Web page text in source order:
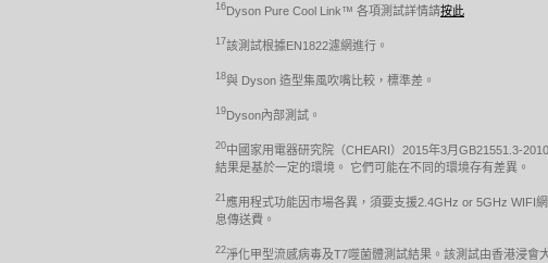
16Dyson Pure Cool Link™ 各項測試詳情請按此
17該測試根據EN1822濾網進行。
18與 Dyson 造型集風吹嘴比較，標準差。
19Dyson內部測試。
20中國家用電器研究院（CHEARI）2015年3月GB21551.3-
結果是基於一定的環境。 它們可能在不同的環境存有差異。
21應用程式功能因市場各異，須要支援2.4GHz or 5GHz WIFI
息傳送費。
22淨化甲型流感病毒及T7噬菌體測試結果。該測試由香港浸